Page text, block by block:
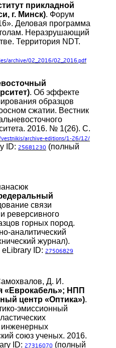
прикладной
г. Минск). Форум
Деловая программа
Неразрушающий
Территория NDT.
archive/02_2016/02_2016.pdf
. Об эффекте
образцов
сжатии. Вестник
2016. № 1(26). С.
archive-editions/1-26/12/
ID: 25681230 (полный
связи
реверсивного
горных пород.
аналитический
журнал).
ID: 27506829
Д. И.
«Еврокабель»; НПП
центр «Оптика»).
эмиссионный
союз ученых. 2016.
ID: 27316070 (полный